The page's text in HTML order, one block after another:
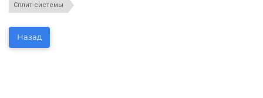
Сплит-системы
Назад